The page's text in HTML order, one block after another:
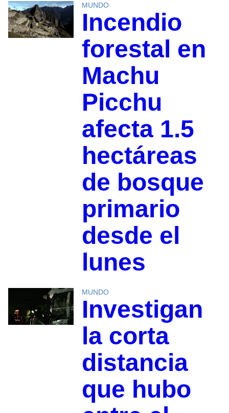
MUNDO
Incendio
forestal en
Machu
Picchu
afecta 1.5
hectáreas
de bosque
primario
desde el
lunes
MUNDO
Investigan
la corta
distancia
que hubo